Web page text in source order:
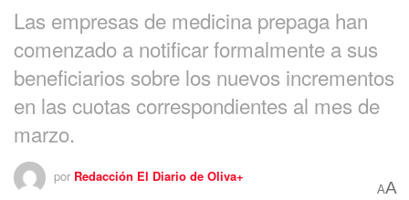
Las empresas de medicina prepaga han
comenzado a notificar formalmente a sus
beneficiarios sobre los nuevos incrementos
en las cuotas correspondientes al mes de
marzo.
por Redacción El Diario de Oliva+
AA